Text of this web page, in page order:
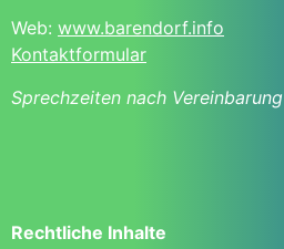
Web: www.barendorf.info
Kontaktformular
Sprechzeiten nach Vereinbarung
Rechtliche Inhalte